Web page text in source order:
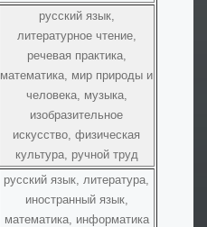
русский язык,
литературное чтение,
речевая практика,
математика, мир природы и
человека, музыка,
изобразительное
искусство, физическая
культура, ручной труд
русский язык, литература,
иностранный язык,
математика, информатика